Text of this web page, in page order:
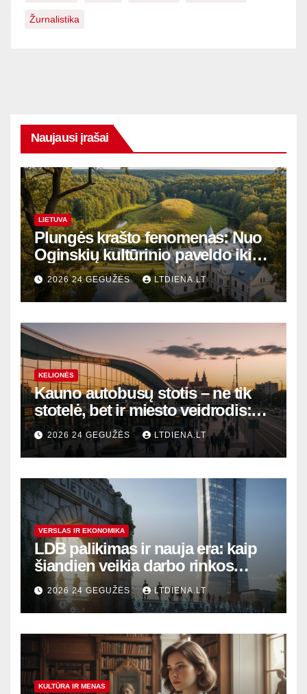
Žurnalistika
Naujausi įrašai
LIETUVA
Plungės krašto fenomenas: Nuo
Oginskių kultūrinio paveldo iki
Žemaitijos gamtos perlų
2026 24 GEGUŽĖS LTDIENA.LT
KELIONĖS
Kauno autobusų stotis – ne tik
stotelė, bet ir miesto veidrodis:
modernūs vartai į laikinąją
sostinę
2026 24 GEGUŽĖS LTDIENA.LT
VERSLAS IR EKONOMIKA
LDB palikimas ir nauja era: kaip
šiandien veikia darbo rinkos
variklis Lietuvoje?
2026 24 GEGUŽĖS LTDIENA.LT
KULTŪRA IR MENAS